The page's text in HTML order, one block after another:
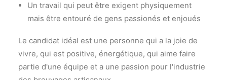
Un travail qui peut être exigent physiquement
mais être entouré de gens passionés et enjoués
Le candidat idéal est une personne qui a la joie de
vivre, qui est positive, énergétique, qui aime faire
partie d'une équipe et a une passion pour l'industrie